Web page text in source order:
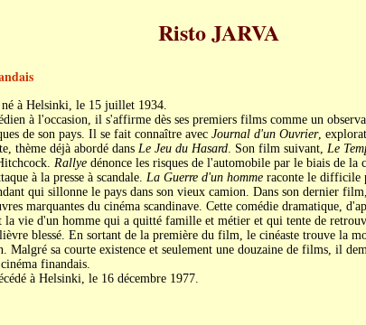
Risto JARVA
né à Helsinki, le 15 juillet 1934.
à l'occasion, il s'affirme dès ses premiers films comme un
de son pays. Il se fait connaître avec Journal d'un Ouvrier,
thème déjà abordé dans Le Jeu du Hasard. Son film suivant, Le
Rallyedénonce les risques de l'automobile par le biais de la
à la presse à scandale. La Guerre d'un hommeraconte le difficile
qui sillonne le pays dans son vieux camion. Dans son dernier film,
marquantes du cinéma scandinave. Cette comédie dramatique,
la vie d'un homme qui a quitté famille et métier et qui tente de
blessé. En sortant de la première du film, le cinéaste trouve la
Malgré sa courte existence et seulement une douzaine de films, il
finandais.
à Helsinki, le 16 décembre 1977.